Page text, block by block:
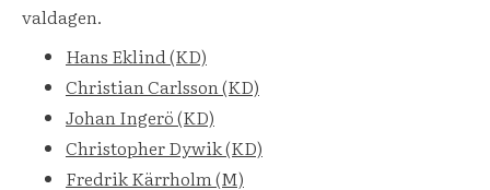
valdagen.
Hans Eklind (KD)
Christian Carlsson (KD)
Johan Ingerö (KD)
Christopher Dywik (KD)
Fredrik Kärrholm (M)